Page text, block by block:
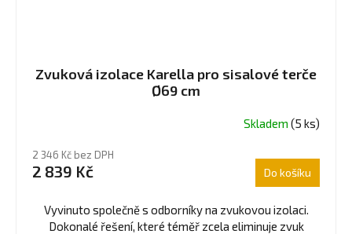
Zvuková izolace Karella pro sisalové terče
Ø69 cm
Skladem (5 ks)
2 346 Kč bez DPH
2 839 Kč Do košíku
Vyvinuto společně s odborníky na zvukovou izolaci.
Dokonalé řešení, které téměř zcela eliminuje zvuk